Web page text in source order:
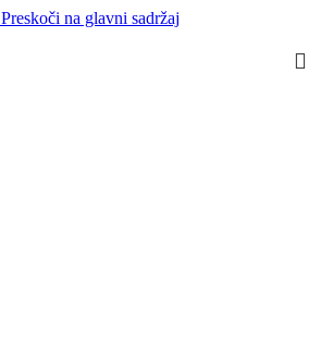
Preskoči na glavni sadržaj